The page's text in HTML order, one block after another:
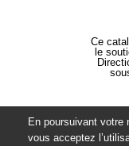
Ce
le
En poursuivant votre
vous acceptez